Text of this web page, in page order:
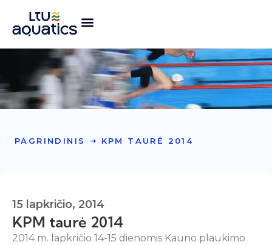
PAGRINDINIS ➝ KPM TAURĖ 2014
15 lapkričio, 2014
KPM taurė 2014
2014 m. lapkričio 14-15 dienomis Kauno plaukimo